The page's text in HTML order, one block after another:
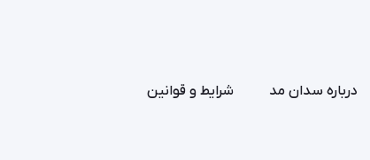
درباره سدان مد شرایط و قوانین